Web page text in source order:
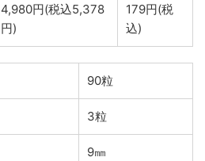
4,980円(税込5,378
円)
179円(税
込)
90粒
3粒
9㎜